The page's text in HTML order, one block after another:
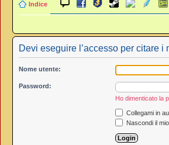
Indice
Devi eseguire l’accesso per citare i
Nome utente:
Password:
Ho dimenticato la
Collegami in
Nascondi il